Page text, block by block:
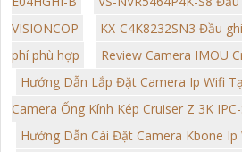
VISIONCOP
KX-C4K8232SN3 Đầu
phí phù hợp
Review Camera IMOU
Hướng Dẫn Lắp Đặt Camera Ip Wifi
Camera Ống Kính Kép Cruiser Z 3K
Hướng Dẫn Cài Đặt Camera Kbone Ip